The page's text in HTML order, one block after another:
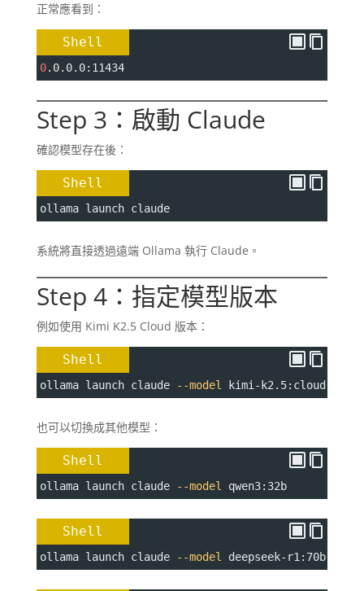
正常應看到：
Shell
0.0.0.0:11434
Step 3：啟動 Claude
確認模型存在後：
Shell
ollama launch claude
系統將直接透過遠端 Ollama 執行 Claude。
Step 4：指定模型版本
例如使用 Kimi K2.5 Cloud 版本：
Shell
ollama launch claude --model kimi-k2.5:cloud
也可以切換成其他模型：
Shell
ollama launch claude --model qwen3:32b
Shell
ollama launch claude --model deepseek-r1:70b